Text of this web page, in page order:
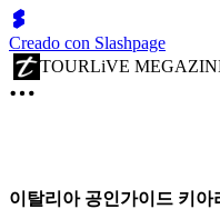
Creado con Slashpage
TOURLiVE
이탈리아 공인가이드 키